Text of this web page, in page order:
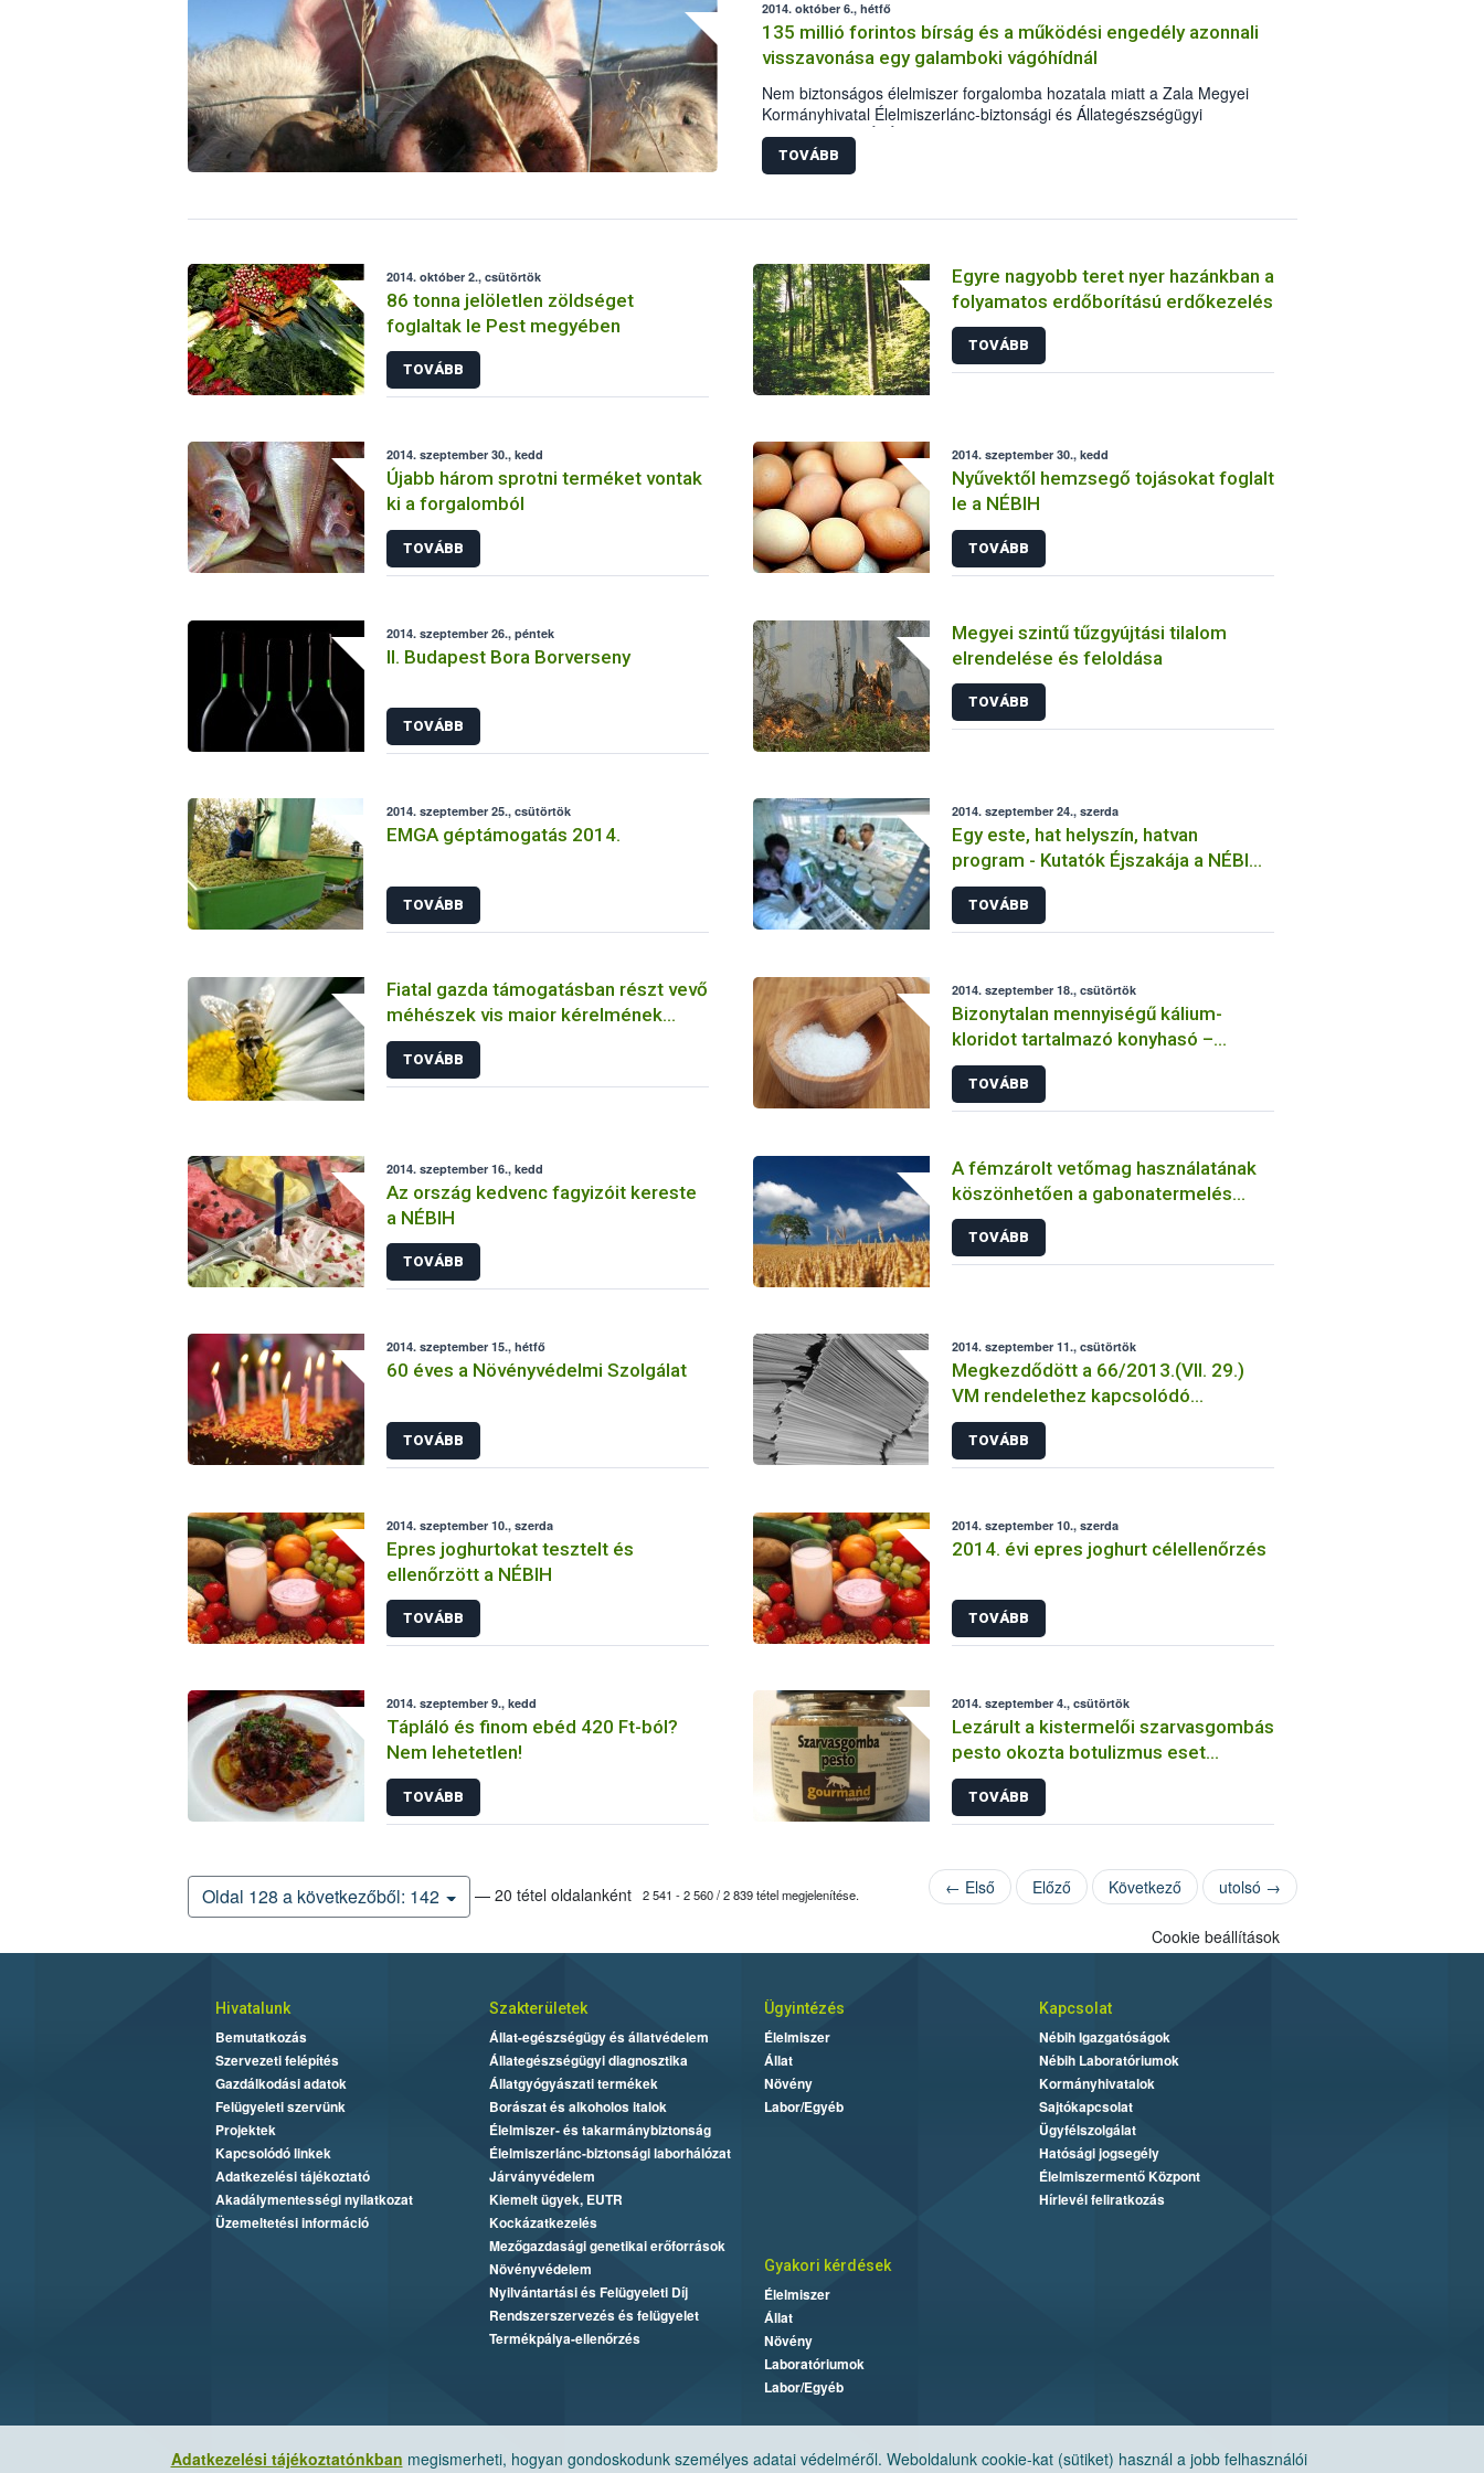
megjelenő egzotikus gyümölcsöket (mangó, ananász) vizsgálja. Az
intézkedés fontosságát jelzi, hogy hazánkban az egy főre eső évi
déligyümölcs-fogyasztás közel 12 kilogramm.
2014. október 6., hétfő
135 millió forintos bírság és a működési engedély azonnali
visszavonása egy galamboki vágóhídnál
Nem biztonságos élelmiszer forgalomba hozatala miatt a Zala Megyei
Kormányhivatal Élelmiszerlánc-biztonsági és Állategészségügyi
Igazgatósága (ÉbÁI) azonnali hatállyal visszavonta Farkas Zsolt egyéni
vállalkozó által Galambok, Hegyalja u. 30/A alatt működtetett, HU-618
engedélyezési számú sertésvágóhíd működési engedélyét.
TOVÁBB
2014. október 2., csütörtök
86 tonna jelöletlen zöldséget
foglaltak le Pest megyében
TOVÁBB
Egyre nagyobb teret nyer hazánkban a
folyamatos erdőborítású erdőkezelés
TOVÁBB
2014. szeptember 30., kedd
Újabb három sprotni terméket vontak
ki a forgalomból
TOVÁBB
2014. szeptember 30., kedd
Nyűvektől hemzsegő tojásokat foglalt
le a NÉBIH
TOVÁBB
2014. szeptember 26., péntek
II. Budapest Bora Borverseny
TOVÁBB
Megyei szintű tűzgyújtási tilalom
elrendelése és feloldása
TOVÁBB
2014. szeptember 25., csütörtök
EMGA géptámogatás 2014.
TOVÁBB
2014. szeptember 24., szerda
Egy este, hat helyszín, hatvan
program - Kutatók Éjszakája a NÉBIH-
nél is
TOVÁBB
Fiatal gazda támogatásban részt vevő
méhészek vis maior kérelmének
beadása
TOVÁBB
2014. szeptember 18., csütörtök
Bizonytalan mennyiségű kálium-
kloridot tartalmazó konyhasó –
élelmiszerbiztonsági vonatkozások
TOVÁBB
2014. szeptember 16., kedd
Az ország kedvenc fagyizóit kereste
a NÉBIH
TOVÁBB
A fémzárolt vetőmag használatának
köszönhetően a gabonatermelés
stabil ágazata hazánk
mezőgazdaságának
TOVÁBB
2014. szeptember 15., hétfő
60 éves a Növényvédelmi Szolgálat
TOVÁBB
2014. szeptember 11., csütörtök
Megkezdődött a 66/2013.(VII. 29.)
VM rendelethez kapcsolódó
támogatási határozatok postázása.
TOVÁBB
2014. szeptember 10., szerda
Epres joghurtokat tesztelt és
ellenőrzött a NÉBIH
TOVÁBB
2014. szeptember 10., szerda
2014. évi epres joghurt célellenőrzés
TOVÁBB
2014. szeptember 9., kedd
Tápláló és finom ebéd 420 Ft-ból?
Nem lehetetlen!
TOVÁBB
2014. szeptember 4., csütörtök
Lezárult a kistermelői szarvasgombás
pesto okozta botulizmus eset
kivizsgálása
TOVÁBB
Oldal 128 a következőből: 142 — 20 tétel oldalanként 2 541 - 2 560 / 2 839 tétel megjelenítése. ← Első Előző Következő utolsó →
Adatkezelési tájékoztatónkban megismerheti, hogyan gondoskodunk személyes adatai védelméről. Weboldalunk cookie-kat (sütiket) használ a jobb felhasználói
Cookie beállítások
Hivatalunk
Bemutatkozás
Szervezeti felépítés
Gazdálkodási adatok
Felügyeleti szervünk
Projektek
Kapcsolódó linkek
Adatkezelési tájékoztató
Akadálymentességi nyilatkozat
Üzemeltetési információ
Szakterületek
Állat-egészségügy és állatvédelem
Állategészségügyi diagnosztika
Állatgyógyászati termékek
Borászat és alkoholos italok
Élelmiszer- és takarmánybiztonság
Élelmiszerlánc-biztonsági laborhálózat
Járványvédelem
Kiemelt ügyek, EUTR
Kockázatkezelés
Mezőgazdasági genetikai erőforrások
Növényvédelem
Nyilvántartási és Felügyeleti Díj
Rendszerszervezés és felügyelet
Termékpálya-ellenőrzés
Ügyintézés
Élelmiszer
Állat
Növény
Labor/Egyéb
Kapcsolat
Nébih Igazgatóságok
Nébih Laboratóriumok
Kormányhivatalok
Sajtókapcsolat
Ügyfélszolgálat
Hatósági jogsegély
Élelmiszermentő Központ
Hírlevél feliratkozás
Gyakori kérdések
Élelmiszer
Állat
Növény
Laboratóriumok
Labor/Egyéb